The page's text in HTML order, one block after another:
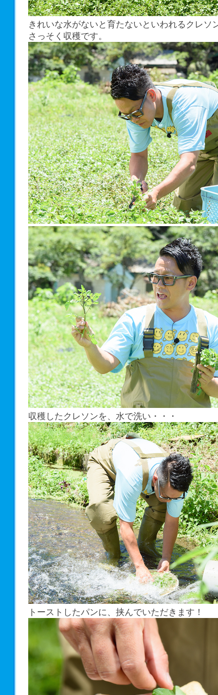
きれいな水がないと育たないといわれるクレソ
さっそく収穫です。
収穫したクレソンを、水で洗い・・・
トーストしたパンに、挟んでいただきます！